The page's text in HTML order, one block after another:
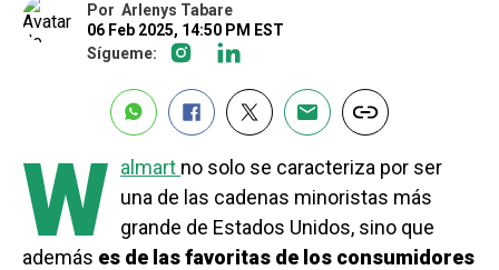
Por Arlenys Tabare
06 Feb 2025, 14:50 PM EST
Sígueme:
W almart no solo se caracteriza por ser
una de las cadenas minoristas más
grande de Estados Unidos, sino que
además es de las favoritas de los consumidores